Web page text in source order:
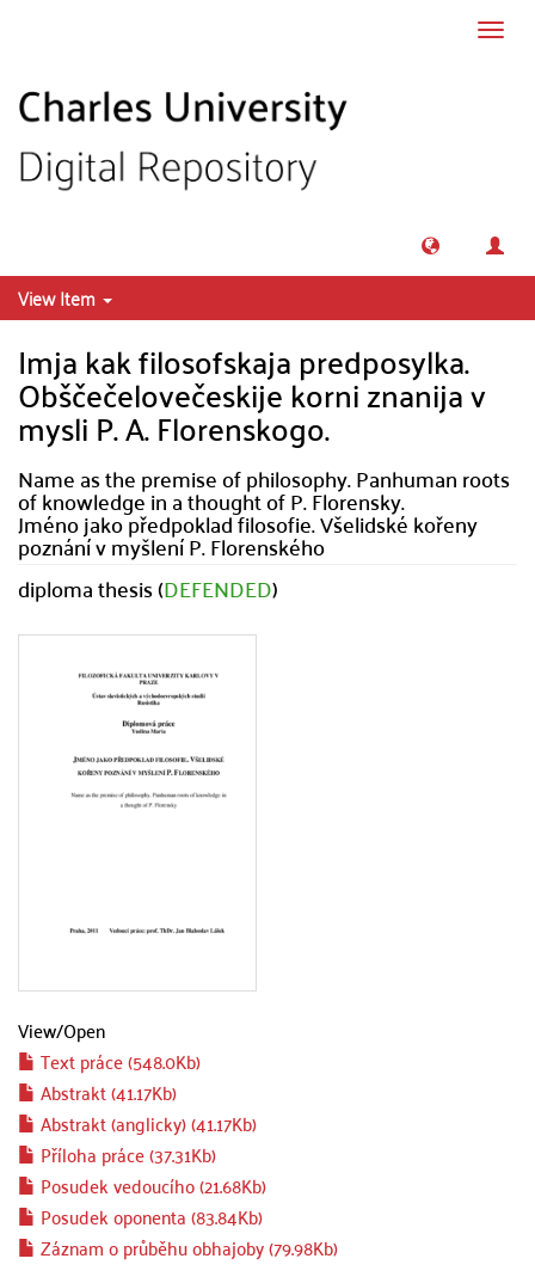
View Item
Imja kak filosofskaja predposylka.
Obščečelovečeskije korni znanija v
mysli P. A. Florenskogo.
Name as the premise of philosophy. Panhuman roots
of knowledge in a thought of P. Florensky.
Jméno jako předpoklad filosofie. Všelidské kořeny
poznání v myšlení P. Florenského
diploma thesis (DEFENDED)
View/Open
Text práce (548.0Kb)
Abstrakt (41.17Kb)
Abstrakt (anglicky) (41.17Kb)
Příloha práce (37.31Kb)
Posudek vedoucího (21.68Kb)
Posudek oponenta (83.84Kb)
Záznam o průběhu obhajoby (79.98Kb)